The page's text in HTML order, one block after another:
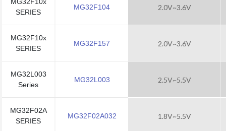
SERIES
MG32F104
MG32F10x
SERIES
MG32F157
MG32L003
Series
MG32L003
MG32F02A
SERIES
MG32F02A032
2.0V~3.6V
2.0V~3.6V
2.5V~5.5V
1.8V~5.5V